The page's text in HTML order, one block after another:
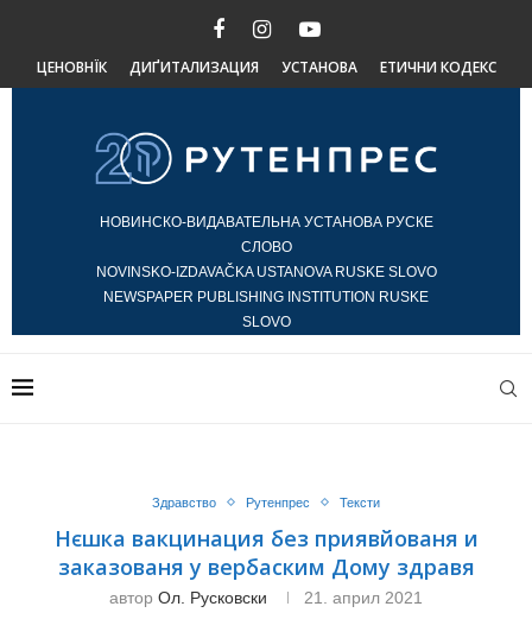
ЦЕНОВНЇК ДИҐИТАЛИЗАЦИЯ УСТАНОВА ЕТИЧНИ КОДЕКС
НОВИНСКО-ВИДАВАТЕЛЬНА УСТАНОВА РУСКЕ
СЛОВО
NOVINSKO-IZDAVAČKA USTANOVA RUSKE SLOVO
NEWSPAPER PUBLISHING INSTITUTION RUSKE
SLOVO
Здравство Рутенпрес Тексти
Нєшка вакцинация без приявйованя и
заказованя у вербаским Дому здравя
автор Ол. Русковски 21. април 2021